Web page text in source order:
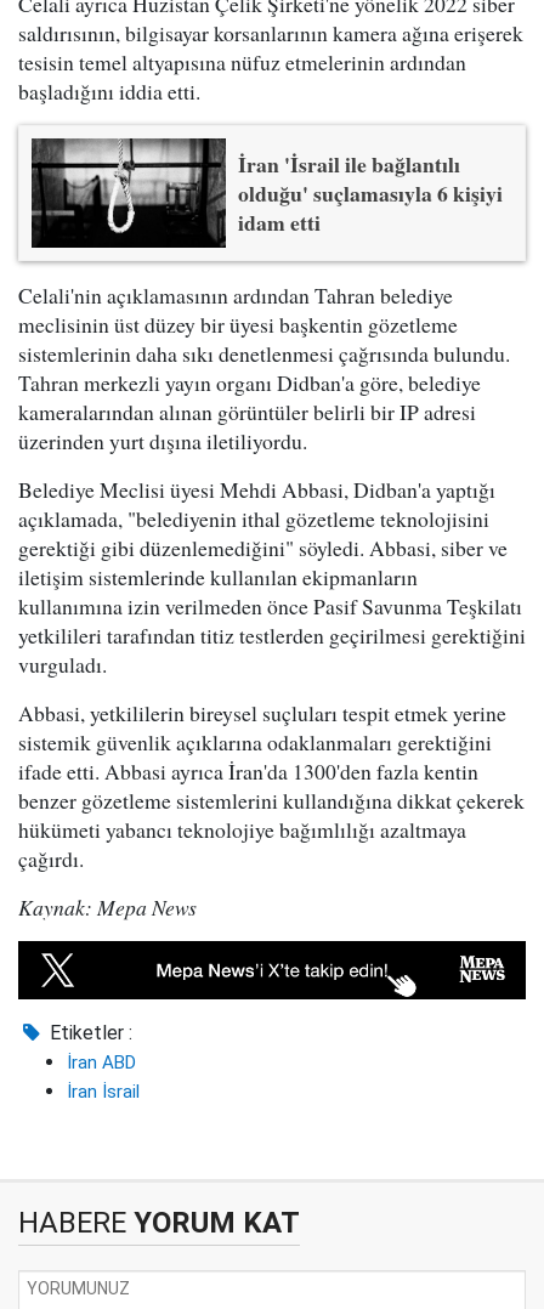
saldırısının, bilgisayar korsanlarının kamera ağına erişerek
tesisin temel altyapısına nüfuz etmelerinin ardından
başladığını iddia etti.
İran 'İsrail ile bağlantılı
olduğu' suçlamasıyla 6 kişiyi
idam etti
Celali'nin açıklamasının ardından Tahran belediye
meclisinin üst düzey bir üyesi başkentin gözetleme
sistemlerinin daha sıkı denetlenmesi çağrısında bulundu.
Tahran merkezli yayın organı Didban'a göre, belediye
kameralarından alınan görüntüler belirli bir IP adresi
üzerinden yurt dışına iletiliyordu.
Belediye Meclisi üyesi Mehdi Abbasi, Didban'a yaptığı
açıklamada, "belediyenin ithal gözetleme teknolojisini
gerektiği gibi düzenlemediğini" söyledi. Abbasi, siber ve
iletişim sistemlerinde kullanılan ekipmanların
kullanımına izin verilmeden önce Pasif Savunma Teşkilatı
yetkilileri tarafından titiz testlerden geçirilmesi gerektiğini
vurguladı.
Abbasi, yetkililerin bireysel suçluları tespit etmek yerine
sistemik güvenlik açıklarına odaklanmaları gerektiğini
ifade etti. Abbasi ayrıca İran'da 1300'den fazla kentin
benzer gözetleme sistemlerini kullandığına dikkat çekerek
hükümeti yabancı teknolojiye bağımlılığı azaltmaya
çağırdı.
Kaynak: Mepa News
Etiketler :
İran ABD
İran İsrail
HABERE YORUM KAT